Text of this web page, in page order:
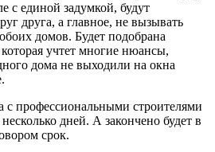
с единой задумкой, будут
друга, а главное, не вызывать
домов. Будет подобрана
учтет многие нюансы,
дома не выходили на окна
с профессиональными строителями
дней. А закончено будет в
срок.